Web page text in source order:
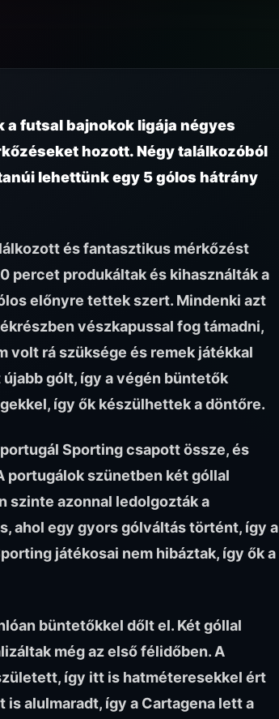
futsal bajnokok ligája négyes
hozott. Négy találkozóból
lehettünk egy 5 gólos hátrány
és fantasztikus mérkőzést
percet produkáltak és kihasználták a
előnyre tettek szert. Mindenki azt
vészkapussal fog támadni,
volt rá szüksége és remek játékkal
gólt, így a végén büntetők
így ők készülhettek a döntőre.
Sporting csapott össze, és
portugálok szünetben két góllal
szinte azonnal ledolgozták a
ahol egy gyors gólváltás történt, így a
játékosai nem hibáztak, így ők a
büntetőkkel dőlt el. Két góllal
még az első félidőben. A
így itt is hatméteresekkel ért
alulmaradt, így a Cartagena lett a